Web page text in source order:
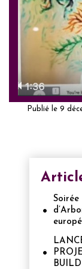
Publié le 9
Soirée